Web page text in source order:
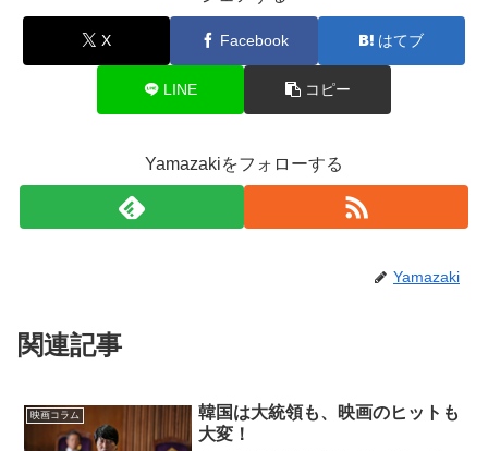
X Facebook はてブ
LINE コピー
Yamazakiをフォローする
Yamazaki
関連記事
映画コラム
韓国は大統領も、映画のヒットも
大変！